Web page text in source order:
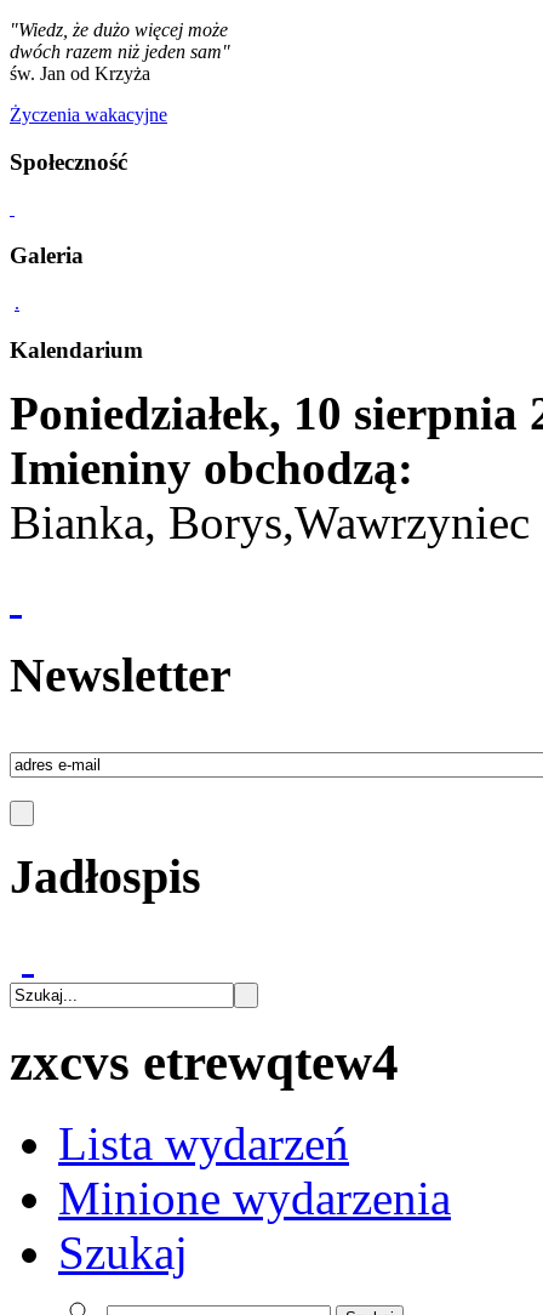
"Wiedz, że dużo więcej może
dwóch razem niż jeden sam"
św. Jan od Krzyża
Życzenia wakacyjne
Społeczność
Galeria
.
Kalendarium
Poniedziałek, 10 sierpnia
Imieniny obchodzą:
Bianka, Borys,Wawrzyniec
Newsletter
Jadłospis
zxcvs etrewqtew4
Lista wydarzeń
Minione wydarzenia
Szukaj